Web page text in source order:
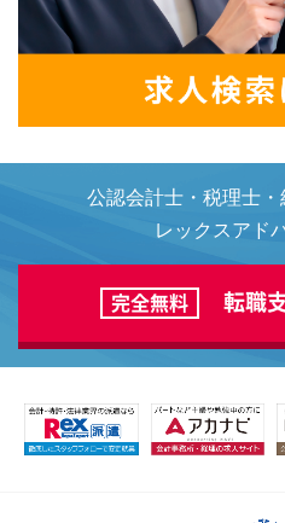
公認会計士・税理士
レックスアド
完全無料 転職